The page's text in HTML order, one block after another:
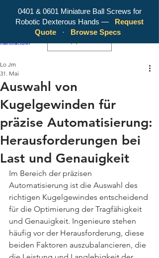
WY Precision Co., Limited - Your
Trusted Mini Ballscrew Manufacturer!
Auswahl von
Kugelgewinden für
präzise Automatisierung:
Herausforderungen bei
Last und Genauigkeit
Lo Jm
31. Mai
Im Bereich der präzisen
Automatisierung ist die Auswahl des
richtigen Kugelgewindes entscheidend
für die Optimierung der Tragfähigkeit
und Genauigkeit. Ingenieure stehen
häufig vor der Herausforderung, diese
beiden Faktoren auszubalancieren, die
0401 & 0601 Miniature Ball Screws for
Robotic Dexterous Hands —
Request
Quote
· Browse Specs